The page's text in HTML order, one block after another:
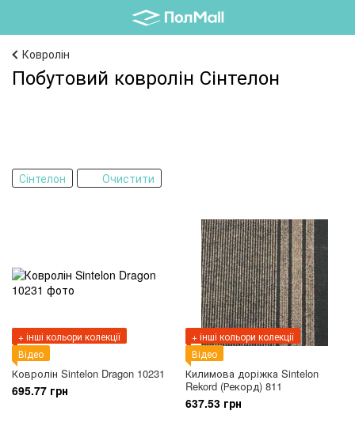
Ковролін
Побутовий ковролін Сінтелон
Сінтелон Очистити
+ інші кольори колекції
Відео
Ковролін Sintelon Dragon 10231
695.77 грн
+ інші кольори колекції
Відео
Килимова доріжка Sintelon
Rekord (Рекорд) 811
637.53 грн